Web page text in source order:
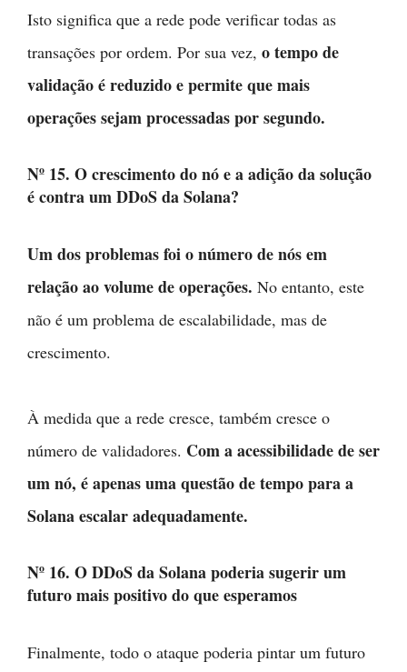
Isto significa que a rede pode verificar todas as
transações por ordem. Por sua vez, o tempo de
validação é reduzido e permite que mais
operações sejam processadas por segundo.
Nº 15. O crescimento do nó e a adição da solução
é contra um DDoS da Solana?
Um dos problemas foi o número de nós em
relação ao volume de operações. No entanto, este
não é um problema de escalabilidade, mas de
crescimento.
À medida que a rede cresce, também cresce o
número de validadores. Com a acessibilidade de ser
um nó, é apenas uma questão de tempo para a
Solana escalar adequadamente.
Nº 16. O DDoS da Solana poderia sugerir um
futuro mais positivo do que esperamos
Finalmente, todo o ataque poderia pintar um futuro